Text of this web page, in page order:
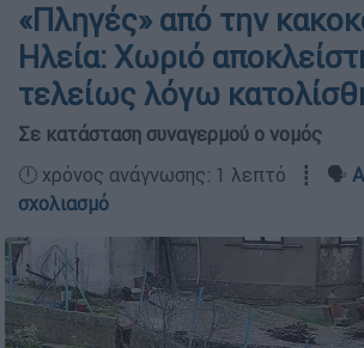
«Πληγές» από την
Ηλεία: Χωριό
τελείως λόγω
Σε κατάσταση συναγερμού ο νομός
🕛 χρόνος ανάγνωσης: 1 λεπτό ┋ 🗣️
σχολιασμό